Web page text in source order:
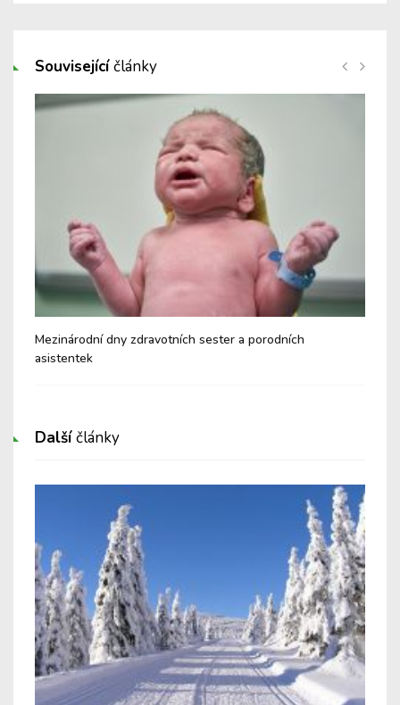
Souvisejícíčlánky
Mezinárodní dny zdravotních sester a porodních
asistentek
Dalšíčlánky